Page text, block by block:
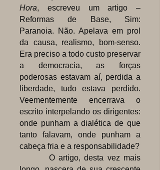
Hora, escreveu um artigo –
Reformas de Base, Sim:
Paranoia. Não. Apelava em prol
da causa, realismo, bom-senso.
Era preciso a todo custo preservar
a democracia, as forças
poderosas estavam aí, perdida a
liberdade, tudo estava perdido.
Veementemente encerrava o
escrito interpelando os dirigentes:
onde punham a dialética de que
tanto falavam, onde punham a
cabeça fria e a responsabilidade?
O artigo, desta vez mais